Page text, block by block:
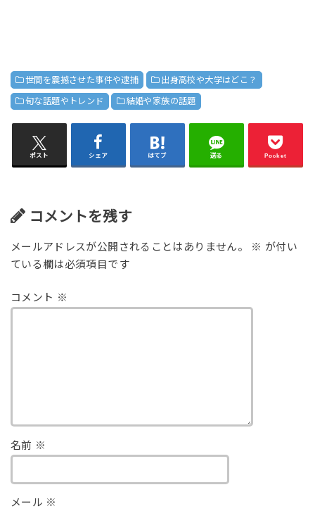
世間を震撼させた事件や逮捕 出身高校や大学はどこ？
旬な話題やトレンド 結婚や家族の話題
ポスト シェア はてブ 送る Pocket
コメントを残す
メールアドレスが公開されることはありません。 ※ が付い
ている欄は必須項目です
コメント ※
名前 ※
メール ※